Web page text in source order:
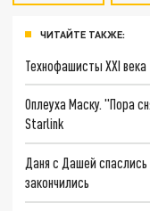
ЧИТАЙТЕ ТАКЖЕ:
Технофашисты XXI века
Оплеуха Маску. "Пора
Starlink
Даня с Дашей
закончились